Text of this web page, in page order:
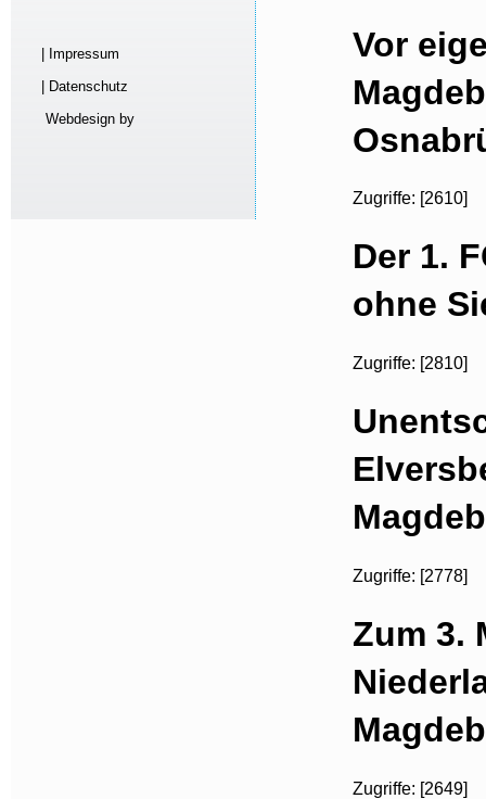
| Impressum
| Datenschutz
Webdesign by
Vor
Zugriffe: [2610]
Der 1.
ohne
Zugriffe: [2810]
Zugriffe: [2778]
Zum 3.
Zugriffe: [2649]